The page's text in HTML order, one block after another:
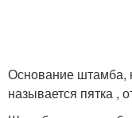
Основание штамба,
называется пятка ,